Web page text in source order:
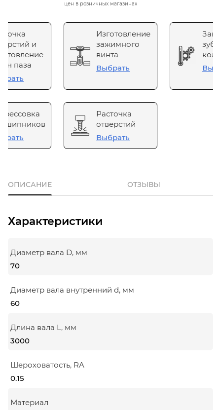
цен в розничных магазинах
и
паза
Изготовление
зажимного
винта
Выбрать
Расточка
отверстий
Выбрать
ОПИСАНИЕ ОТЗЫВЫ
Характеристики
Диаметр вала D, мм
70
Диаметр вала внутренний d, мм
60
Длина вала L, мм
3000
Шероховатость, RA
0.15
Материал